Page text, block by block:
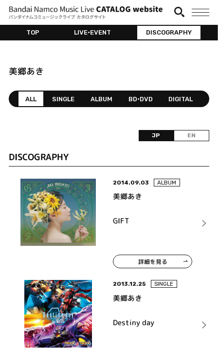
TOP LIVE•EVENT DISCOGRAPHY
美郷あき
ALL SINGLE ALBUM BD•DVD DIGITAL
JP EN
DISCOGRAPHY
2014.09.03 ALBUM
美郷あき
GIFT
詳細を見る
2013.12.25 SINGLE
美郷あき
Destiny day